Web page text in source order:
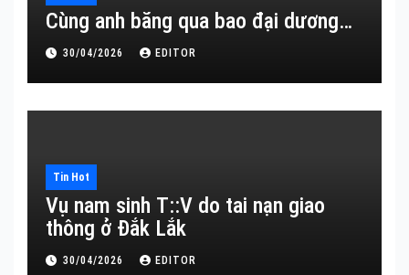
Cùng anh băng qua bao đại dương…
30/04/2026 EDITOR
Tin Hot
Vụ nam sinh T::V do tai nạn giao
thông ở Đắk Lắk
30/04/2026 EDITOR